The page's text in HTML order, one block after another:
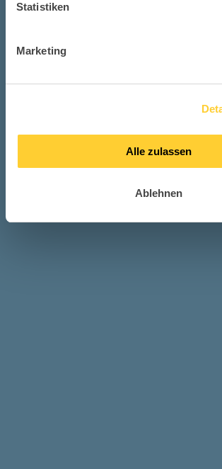
Statistiken
Marketing
Alle zulassen
Ablehnen
Erhalte immer die ersten Einblicke
Produkte, exklusive News über
– registriere Dich jetzt!